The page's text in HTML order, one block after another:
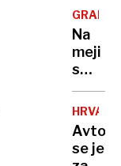
imel
niti
enega
ki ga
je
stala
NBA-
da
sem
to
Na
meji
s
pozabil
ženo
in
se je